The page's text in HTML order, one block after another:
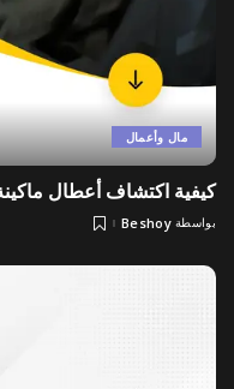
مال وأعمال
كيفية اكتشاف أعطال
Posted
بواسطة Beshoy